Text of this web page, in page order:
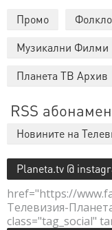
Промо
Музикални Филми
Планета ТВ Архив
RSS
Новините на
Planeta.tv @
href="https://
Телевизия-
class="tag_social"